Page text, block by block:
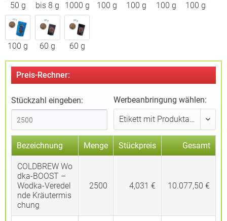
50 g bis 8 g 1000 g 100 g 100 g 100 g 100 g
100 g 60 g 60 g
Preis-Rechner:
Stückzahl eingeben: Werbeanbringung wählen:
Bezeichnung Menge Stückpreis Gesamt
COLDBREW Wo
dka-BOOST –
Wodka-Veredel
nde Kräutermis
chung
2500 4,031 € 10.077,50 €